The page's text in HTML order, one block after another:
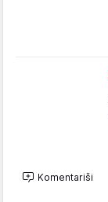
Komentariši